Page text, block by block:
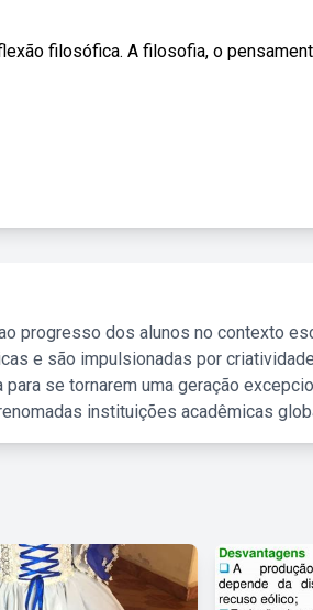
filosófica. A filosofia, o
progresso dos alunos no contexto
e são impulsionadas por
se tornarem uma geração
instituições acadêmicas